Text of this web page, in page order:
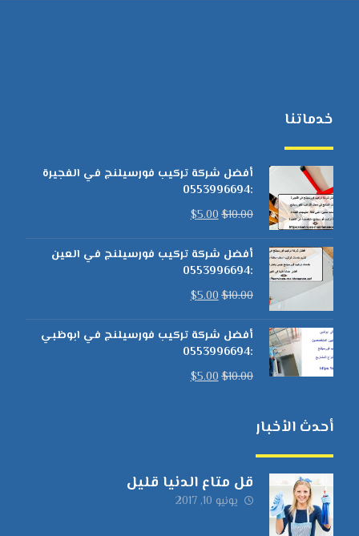
خدماتنا
أفضل شركة تركيب فورسيلنج في الفجيرة
:0553996694
$10.00
$5.00
أفضل شركة تركيب فورسيلنج في العين
:0553996694
$10.00
$5.00
أفضل شركة تركيب فورسيلنج في ابوظبي
:0553996694
$10.00
$5.00
أحدث الأخبار
قل متاع الدنيا قليل
يونيو 10, 2017